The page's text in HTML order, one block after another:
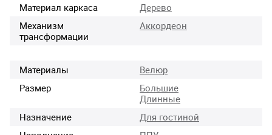
Материал каркаса
Дерево
Механизм
трансформации
Аккордеон
Материалы
Велюр
Размер
Большие
Длинные
Назначение
Для гостиной